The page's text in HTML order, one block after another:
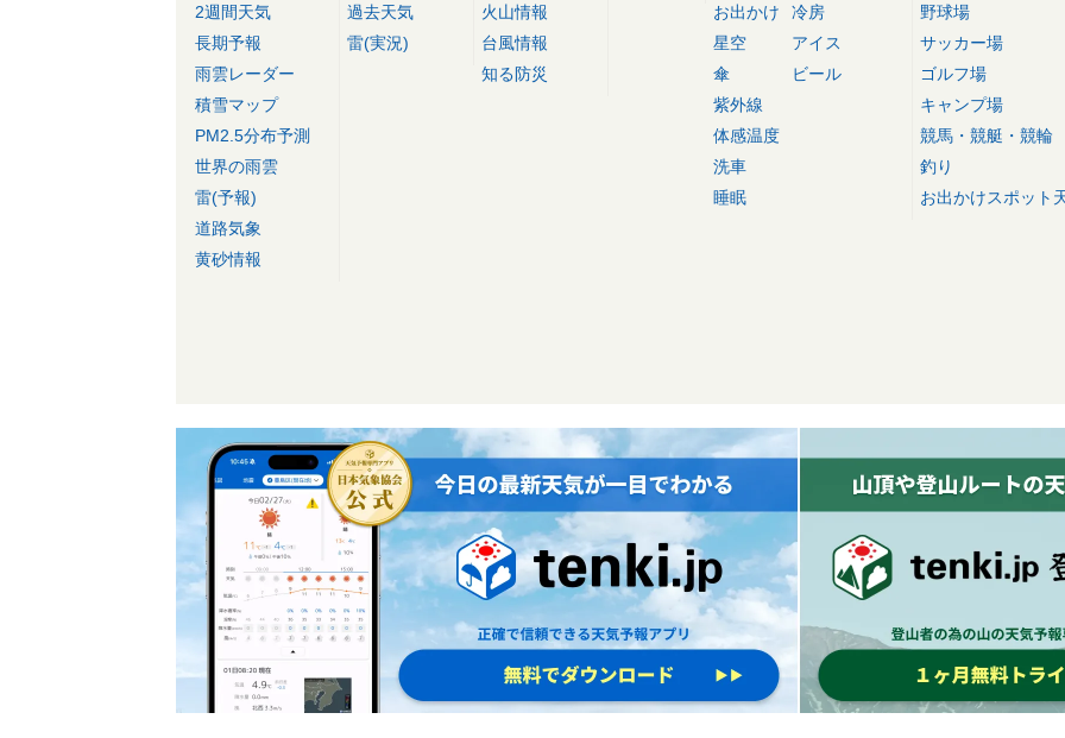
2週間天気
長期予報
雨雲レーダー
積雪マップ
PM2.5分布予測
世界の雨雲
雷(予報)
道路気象
黄砂情報
過去天気
雷(実況)
火山情報
台風情報
知る防災
お出かけ
星空
傘
紫外線
体感温度
洗車
睡眠
冷房
アイス
ビール
野球場
サッカー場
ゴルフ場
キャンプ場
競馬・競艇・競輪
釣り
お出かけスポット